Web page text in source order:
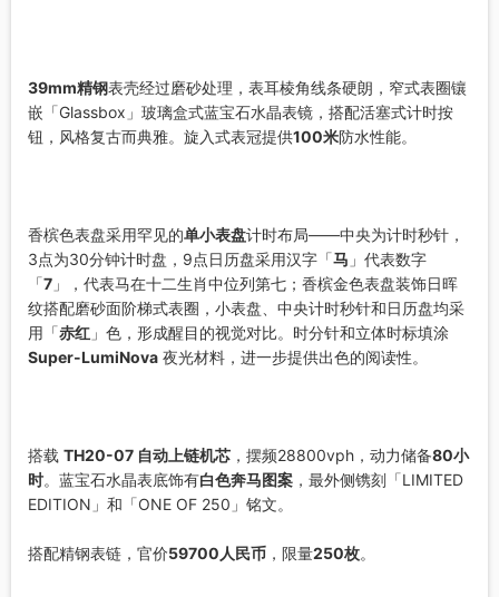
39mm精钢表壳经过磨砂处理，表耳棱角线条硬朗，窄式表圈镶
嵌「Glassbox」玻璃盒式蓝宝石水晶表镜，搭配活塞式计时按
钮，风格复古而典雅。旋入式表冠提供100米防水性能。
香槟色表盘采用罕见的单小表盘计时布局——中央为计时秒针，
3点为30分钟计时盘，9点日历盘采用汉字「马 」代表数字
「7 」，代表马在十二生肖中位列第七；香槟金色表盘装饰日晖
纹搭配磨砂面阶梯式表圈，小表盘、中央计时秒针和日历盘均采
用「赤红 」色，形成醒目的视觉对比。时分针和立体时标填涂
Super-LumiNova 夜光材料，进一步提供出色的阅读性。
搭载 TH20-07 自动上链机芯 ，摆频28800vph，动力储备80小
时。蓝宝石水晶表底饰有白色奔马图案 ，最外侧镌刻「LIMITED
EDITION」和「ONE OF 250」铭文。
搭配精钢表链，官价59700人民币 ，限量250枚。